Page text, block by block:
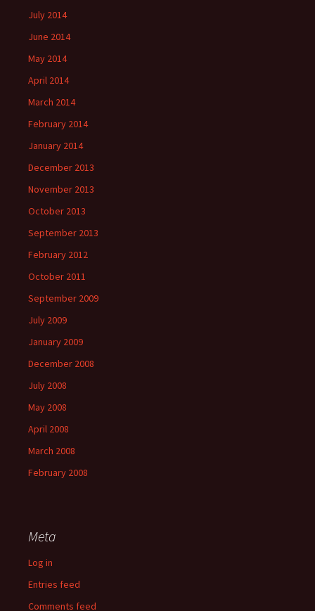
July 2014
June 2014
May 2014
April 2014
March 2014
February 2014
January 2014
December 2013
November 2013
October 2013
September 2013
February 2012
October 2011
September 2009
July 2009
January 2009
December 2008
July 2008
May 2008
April 2008
March 2008
February 2008
Meta
Log in
Entries feed
Comments feed